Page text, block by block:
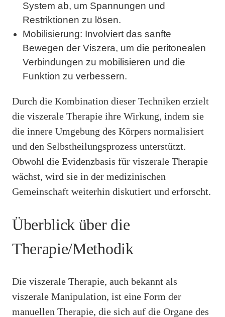
System ab, um Spannungen und
Restriktionen zu lösen.
Mobilisierung: Involviert das sanfte
Bewegen der Viszera, um die peritonealen
Verbindungen zu mobilisieren und die
Funktion zu verbessern.
Durch die Kombination dieser Techniken erzielt
die viszerale Therapie ihre Wirkung, indem sie
die innere Umgebung des Körpers normalisiert
und den Selbstheilungsprozess unterstützt.
Obwohl die Evidenzbasis für viszerale Therapie
wächst, wird sie in der medizinischen
Gemeinschaft weiterhin diskutiert und erforscht.
Überblick über die
Therapie/Methodik
Die viszerale Therapie, auch bekannt als
viszerale Manipulation, ist eine Form der
manuellen Therapie, die sich auf die Organe des